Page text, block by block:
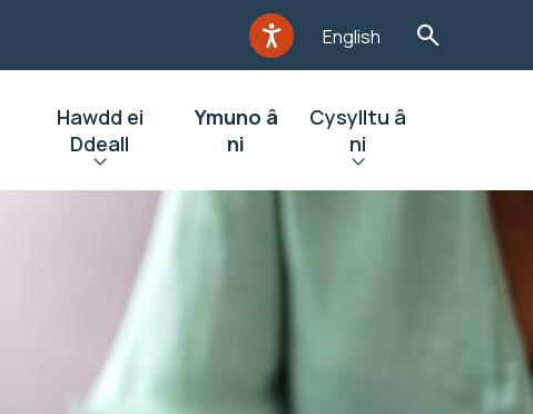
English
Hawdd ei
Ddeall
Ymuno â
ni
Cysylltu â
ni